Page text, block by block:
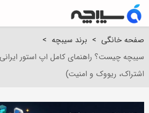
صفحه خانگی > برند سیبچه >
سیبچه چیست؟ راهنمای کامل اپ استور
اشتراک، ریووک و امنیت)